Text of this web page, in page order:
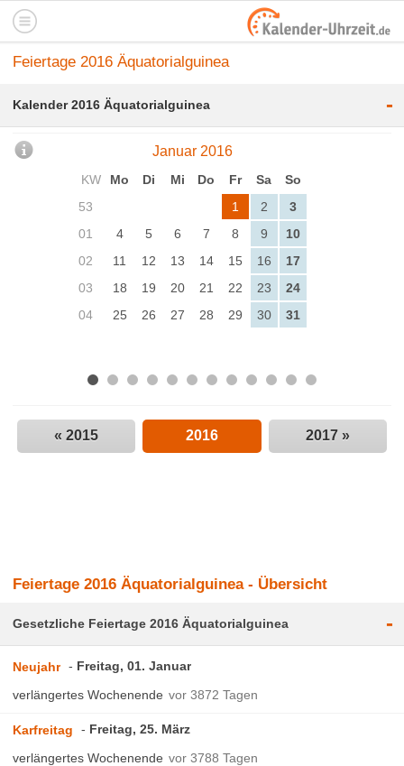
Feiertage 2016 Äquatorialguinea
Kalender 2016 Äquatorialguinea -
Januar 2016
KW Mo Di Mi Do Fr Sa
So
53
1 2
3
01
4 5 6 7 8 9
10
02
11 12 13 14 15 16
17
03
18 19 20 21 22 23
24
04
25 26 27 28 29 30 31
« 2015 2016 2017 »
Feiertage 2016 Äquatorialguinea - Übersicht
Gesetzliche Feiertage 2016 Äquatorialguinea -
Neujahr
Freitag, 01. Januar
verlängertes Wochenende vor 3872 Tagen
Karfreitag
Freitag, 25. März
verlängertes Wochenende vor 3788 Tagen